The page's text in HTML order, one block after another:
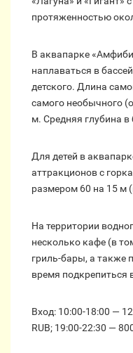
протяженностью
В аквапарке
наплаваться в
детского. Длина
самого необычного
м. Средняя глубина
Для детей в
аттракционов с
размером 60 на 15 м
На территории
несколько кафе (в
гриль-бары, а также
время подкрепиться
Вход: 10:00-18:00 —
RUB; 19:00-22:30 —